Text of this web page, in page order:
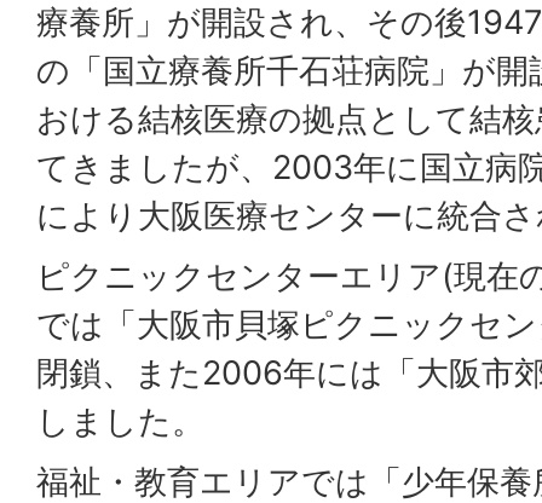
療養所」が開設され、その後
の「国立療養所千石荘病院」が
おける結核医療の拠点として結
てきましたが、2003年に国立病
により大阪医療センターに統合
ピクニックセンターエリア(現在
では「大阪市貝塚ピクニックセ
閉鎖、また2006年には「大阪市
しました。
福祉・教育エリアでは「少年保